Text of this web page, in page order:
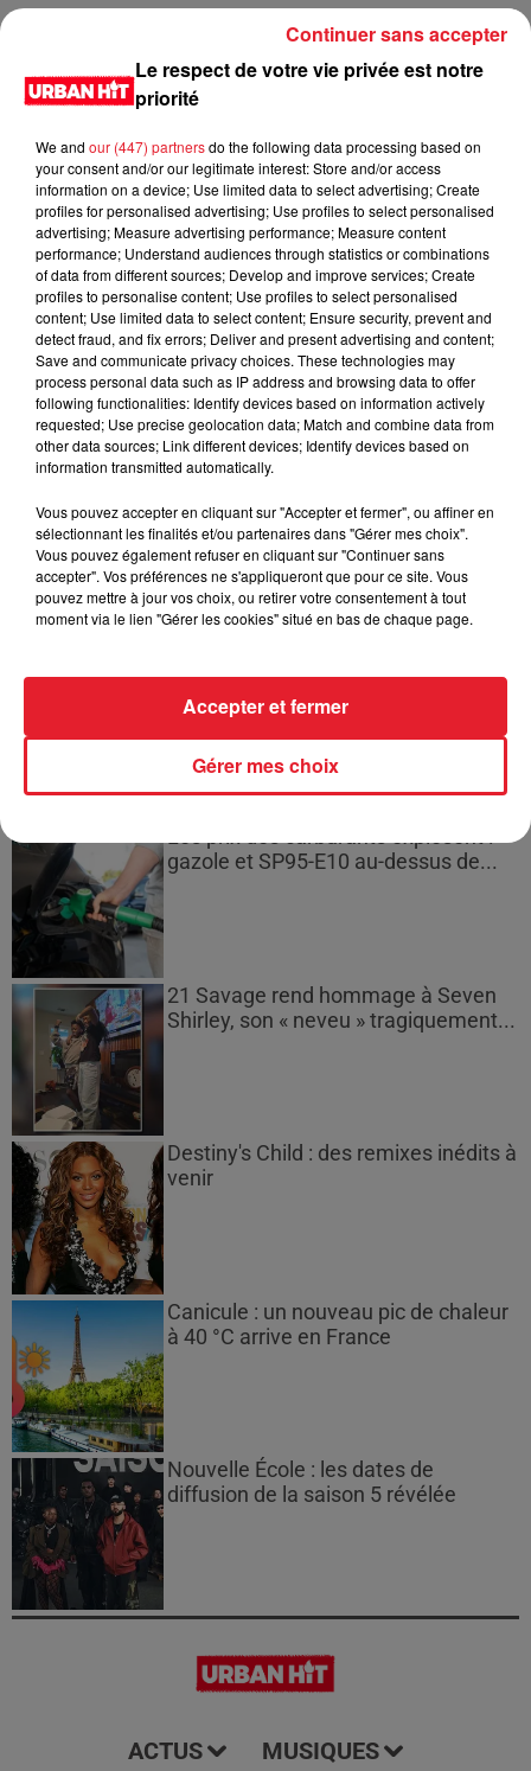
Jay-Z se bat contre la grand-mère
d'un homme prétendant être son fils
Cassie met fin à une ex-escorte
masculine dans sa bataille...
Des vitres tombent de la tour
Montparnasse : des désaccords
entre...
Incendies en Gironde : encore
plusieurs semaines avant
l'extinction...
Bouches-du-Rhône : les ossements
de deux militaires disparus...
Les prix des carburants explosent :
gazole et SP95-E10 au-dessus de...
21 Savage rend hommage à Seven
Shirley, son « neveu » tragiquement...
Destiny's Child : des remixes inédits à
venir
Canicule : un nouveau pic de chaleur
à 40 °C arrive en France
Nouvelle École : les dates de
diffusion de la saison 5 révélée
ACTUS MUSIQUES
Le respect de votre vie privée est notre
priorité
We and our (447) partnersdo the following data processing based on
your consent and/or our legitimate interest: Store and/or access
information on a device; Use limited data to select advertising; Create
profiles for personalised advertising; Use profiles to select personalised
advertising; Measure advertising performance; Measure content
performance; Understand audiences through statistics or combinations
of data from different sources; Develop and improve services; Create
profiles to personalise content; Use profiles to select personalised
content; Use limited data to select content; Ensure security, prevent and
detect fraud, and fix errors; Deliver and present advertising and content;
Save and communicate privacy choices. These technologies may
process personal data such as IP address and browsing data to offer
following functionalities: Identify devices based on information actively
requested; Use precise geolocation data; Match and combine data from
other data sources; Link different devices; Identify devices based on
information transmitted automatically.
Vous pouvez accepter en cliquant sur "Accepter et fermer", ou affiner en
sélectionnant les finalités et/ou partenaires dans "Gérer mes choix".
Vous pouvez également refuser en cliquant sur "Continuer sans
accepter". Vos préférences ne s'appliqueront que pour ce site. Vous
pouvez mettre à jour vos choix, ou retirer votre consentement à tout
moment via le lien "Gérer les cookies" situé en bas de chaque page.
Gérer mes choix
Accepter et fermer
Continuer sans accepter